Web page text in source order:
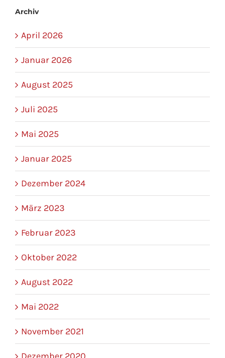
Archiv
April 2026
Januar 2026
August 2025
Juli 2025
Mai 2025
Januar 2025
Dezember 2024
März 2023
Februar 2023
Oktober 2022
August 2022
Mai 2022
November 2021